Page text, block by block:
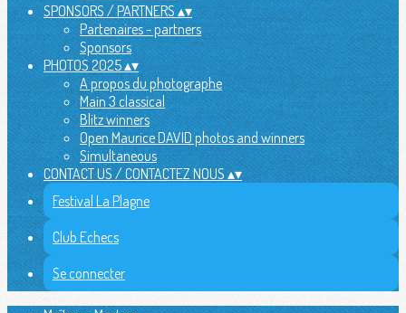
SPONSORS / PARTNERS▴▾
Partenaires - partners
Sponsors
PHOTOS 2025▴▾
A propos du photographe
Main 3 classical
Blitz winners
Open Maurice DAVID photos and winners
Simultaneous
CONTACT US / CONTACTEZ NOUS▴▾
Festival La Plagne
Club Echecs
Se connecter